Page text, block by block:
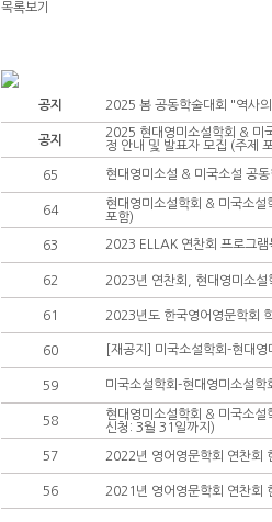
목록보기
공지 2025 봄 공동학술대회 "역사
공지
2025 현대영미소설학회 & 미
정 안내 및 발표자 모집 (주제
65 현대영미소설 & 미국소설 공
64
현대영미소설학회 & 미국소설
포함)
63 2023 ELLAK 연찬회 프로그램
62 2023년 연찬회, 현대영미소설
61 2023년도 한국영어영문학회
60 [재공지] 미국소설학회-현대
59 미국소설학회-현대영미소설
58
현대영미소설학회 & 미국소설
신청: 3월 31일까지)
57 2022년 영어영문학회 연찬회
56 2021년 영어영문학회 연찬회